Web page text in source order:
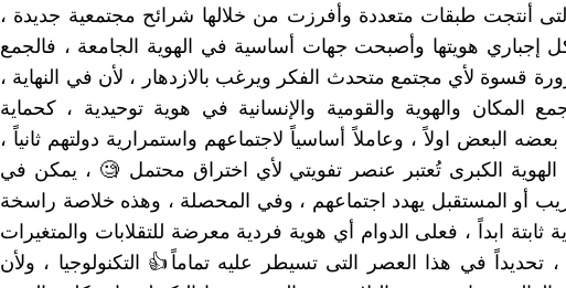
التى أنتجت طبقات متعددة وأفرزت من خلالها شرائح مجتمعية جديدة ،
هويتها وأصبحت جهات أساسية في الهوية الجامعة ، فالجمع
قسوة لأي مجتمع متحدث الفكر ويرغب بالازدهار ، لأن في النهاية ،
المكان والهوية والقومية والإنسانية في هوية توحيدية ، كحماية
البعض اولاً ، وعاملاً أساسياً لاجتماعهم واستمرارية دولتهم ثانياً ،
الهوية الكبرى تُعتبر عنصر تفويتي لأي اختراق محتمل 🧐 ، يمكن في
أو المستقبل يهدد اجتماعهم ، وفي المحصلة ، وهذه خلاصة راسخة
ثابتة ابداً ، فعلى الدوام أي هوية فردية معرضة للتقلابات والمتغيرات
، تحديداً في هذا العصر التى تسيطر عليه تماماً👍 التكنولوجيا ، ولأن